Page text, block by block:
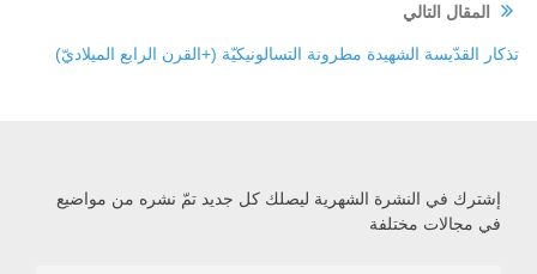
المقال التالي
تذكار القدّيسة الشهيدة مطرونة التسالونيكيّة (+القرن الرابع الميلاديّ)
إشترك في النشرة الشهرية ليصلك كل جديد تمّ نشره من مواضيع
في مجالات مختلفة